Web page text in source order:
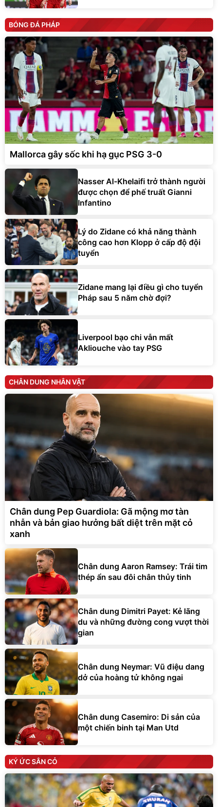
BÓNG ĐÁ PHÁP
Mallorca gây sốc khi hạ gục PSG 3-0
Nasser Al-Khelaifi trở thành người
được chọn để phế truất Gianni
Infantino
Lý do Zidane có khả năng thành
công cao hơn Klopp ở cấp độ đội
tuyển
Zidane mang lại điều gì cho tuyển
Pháp sau 5 năm chờ đợi?
Liverpool bạo chi vẫn mất
Akliouche vào tay PSG
CHÂN DUNG NHÂN VẬT
Chân dung Pep Guardiola: Gã mộng mơ tàn
nhẫn và bản giao hưởng bất diệt trên mặt cỏ
xanh
Chân dung Aaron Ramsey: Trái tim
thép ẩn sau đôi chân thủy tinh
Chân dung Dimitri Payet: Kẻ lãng
du và những đường cong vượt thời
gian
Chân dung Neymar: Vũ điệu dang
dở của hoàng tử không ngai
Chân dung Casemiro: Di sản của
một chiến binh tại Man Utd
KÝ ỨC SÂN CỎ